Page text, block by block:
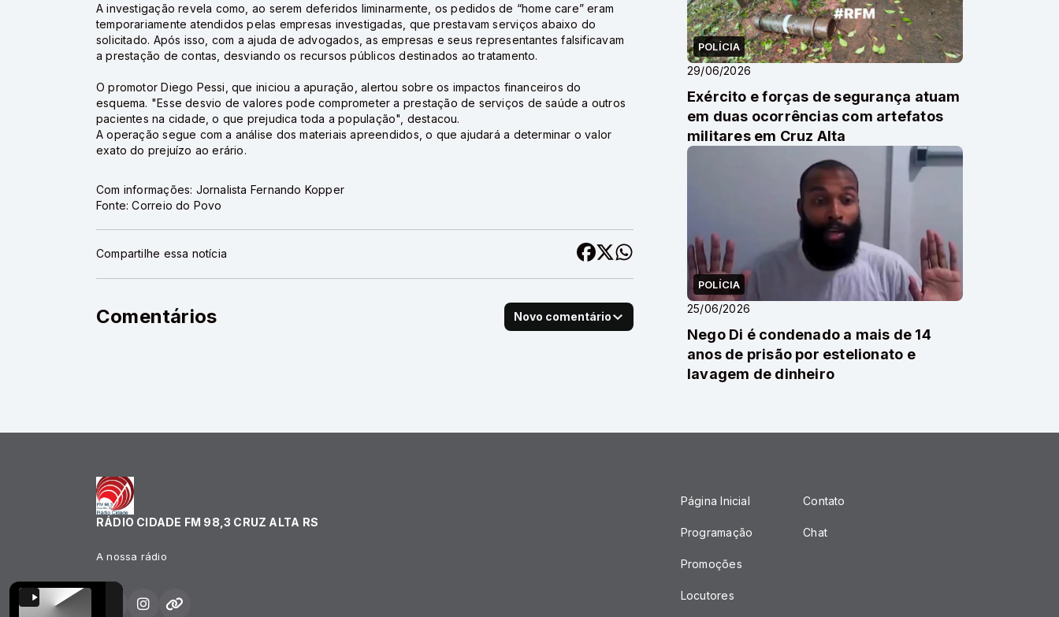
A investigação revela como, ao serem deferidos liminarmente, os pedidos de “home care” eram
temporariamente atendidos pelas empresas investigadas, que prestavam serviços abaixo do
solicitado. Após isso, com a ajuda de advogados, as empresas e seus representantes falsificavam
a prestação de contas, desviando os recursos públicos destinados ao tratamento.
O promotor Diego Pessi, que iniciou a apuração, alertou sobre os impactos financeiros do
esquema. "Esse desvio de valores pode comprometer a prestação de serviços de saúde a outros
pacientes na cidade, o que prejudica toda a população", destacou.
A operação segue com a análise dos materiais apreendidos, o que ajudará a determinar o valor
exato do prejuízo ao erário.
Com informações: Jornalista Fernando Kopper
Fonte: Correio do Povo
Compartilhe essa notícia
Comentários Novo comentário
POLÍCIA
29/06/2026
Exército e forças de segurança atuam
em duas ocorrências com artefatos
militares em Cruz Alta
POLÍCIA
25/06/2026
Nego Di é condenado a mais de 14
anos de prisão por estelionato e
lavagem de dinheiro
RÁDIO CIDADE FM 98,3 CRUZ ALTA RS
A nossa rádio
Página Inicial
Programação
Promoções
Locutores
Contato
Chat